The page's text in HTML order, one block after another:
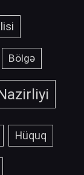
Bölgə
Hüquq